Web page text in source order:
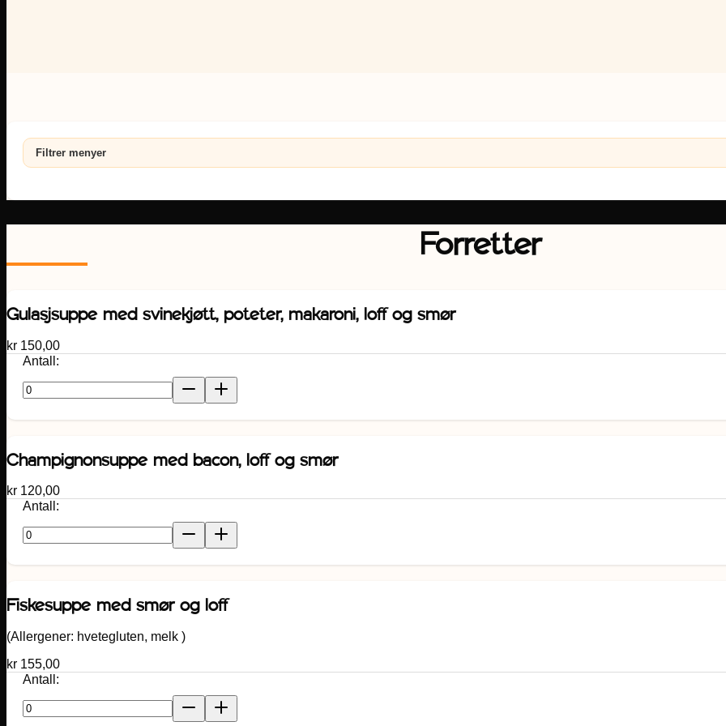
Filtrer menyer
Forretter
Gulasjsuppe med svinekjøtt, poteter, makaroni, loff og smør
kr 150,00
Antall:
Champignonsuppe med bacon, loff og smør
kr 120,00
Antall:
Fiskesuppe med smør og loff
(Allergener: hvetegluten, melk )
kr 155,00
Antall: